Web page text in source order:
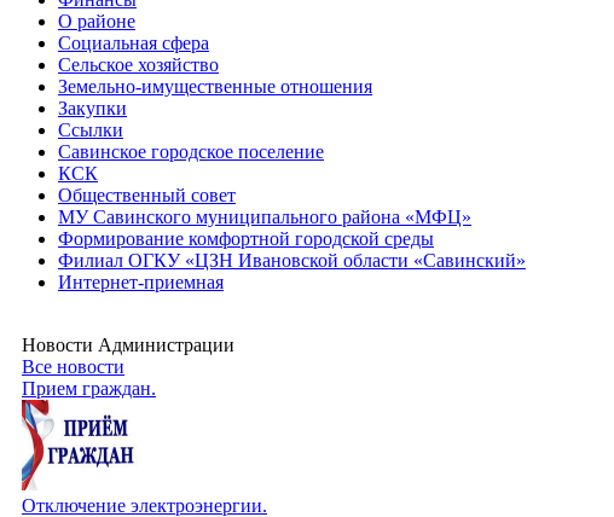
О районе
Социальная сфера
Сельское хозяйство
Земельно-имущественные отношения
Закупки
Ссылки
Савинское городское поселение
КСК
Общественный совет
МУ Савинского муниципального района «МФЦ»
Формирование комфортной городской среды
Филиал ОГКУ «ЦЗН Ивановской области «Савинский»
Интернет-приемная
Новости Администрации
Все новости
Прием граждан.
Отключение электроэнергии.